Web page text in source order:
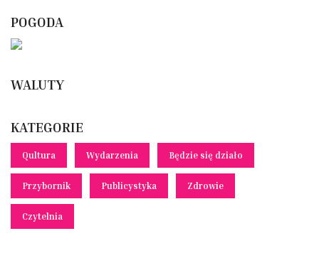
POGODA
WALUTY
KATEGORIE
Qultura Wydarzenia Będzie się działo
Przybornik Publicystyka Zdrowie
Czytelnia